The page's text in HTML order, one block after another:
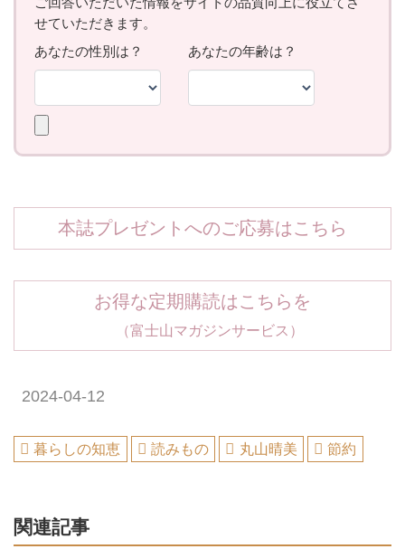
本誌プレゼントへのご応募はこちら
お得な定期購読はこちらを
（富士山マガジンサービス）
2024-04-12
暮らしの知恵 読みもの 丸山晴美 節約
関連記事